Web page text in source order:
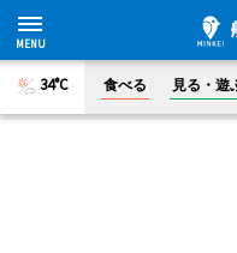
34°C 食べる 見る・遊